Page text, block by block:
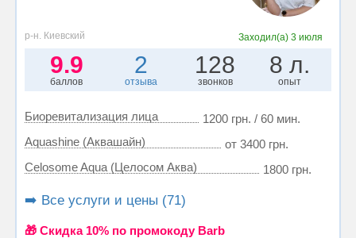
р-н. Киевский Заходил(а) 3 июля
9.9
баллов
2
отзыва
128
звонков
8 л.
опыт
Биоревитализация лица
1200 грн. / 60 мин.
Aquashine (Аквашайн)
от 3400 грн.
Celosome Aqua (Целосом Аква)
1800 грн.
➡️ Все услуги и цены (71)
🎁 Cкидка 10% по промокоду Barb